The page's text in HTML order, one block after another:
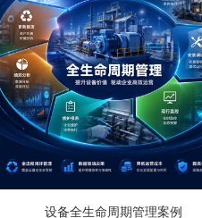
设备全生命周期管理案例